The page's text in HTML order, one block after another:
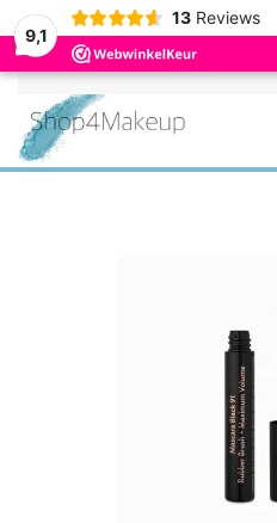
9,1
13 Reviews
Terug naar hoofdinhoud